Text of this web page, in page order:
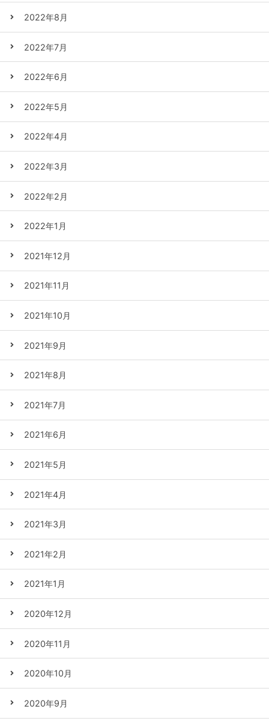
2022年8月
2022年7月
2022年6月
2022年5月
2022年4月
2022年3月
2022年2月
2022年1月
2021年12月
2021年11月
2021年10月
2021年9月
2021年8月
2021年7月
2021年6月
2021年5月
2021年4月
2021年3月
2021年2月
2021年1月
2020年12月
2020年11月
2020年10月
2020年9月